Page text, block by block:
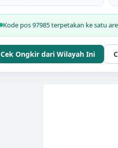
Kode pos 97985 terpetakan ke satu
Cek Ongkir dari Wilayah Ini